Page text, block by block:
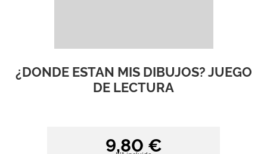
¿DONDE ESTAN MIS DIBUJOS? JUEGO
DE LECTURA
9,80 €